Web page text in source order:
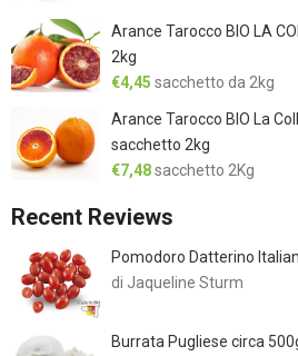
Arance Tarocco BIO LA
2kg
€4,45 sacchetto da 2kg
Arance Tarocco BIO La
sacchetto 2kg
€7,48sacchetto 2Kg
Recent Reviews
Pomodoro Datterino
di Jaqueline Sturm
Burrata Pugliese circa